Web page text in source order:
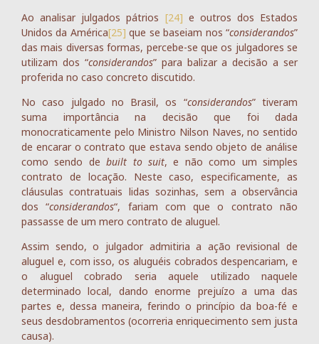
Ao analisar julgados pátrios [24] e outros dos Estados
Unidos da América[25] que se baseiam nos “considerandos”
das mais diversas formas, percebe-se que os julgadores se
utilizam dos “considerandos” para balizar a decisão a ser
proferida no caso concreto discutido.
No caso julgado no Brasil, os “considerandos” tiveram
suma importância na decisão que foi dada
monocraticamente pelo Ministro Nilson Naves, no sentido
de encarar o contrato que estava sendo objeto de análise
como sendo de built to suit, e não como um simples
contrato de locação. Neste caso, especificamente, as
cláusulas contratuais lidas sozinhas, sem a observância
dos “considerandos“, fariam com que o contrato não
passasse de um mero contrato de aluguel.
Assim sendo, o julgador admitiria a ação revisional de
aluguel e, com isso, os aluguéis cobrados despencariam, e
o aluguel cobrado seria aquele utilizado naquele
determinado local, dando enorme prejuízo a uma das
partes e, dessa maneira, ferindo o princípio da boa-fé e
seus desdobramentos (ocorreria enriquecimento sem justa
causa).